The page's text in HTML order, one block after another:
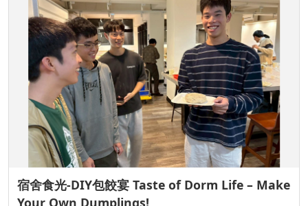
宿舍食光-DIY包餃宴 Taste of Dorm Life – Make
Your Own Dumplings!